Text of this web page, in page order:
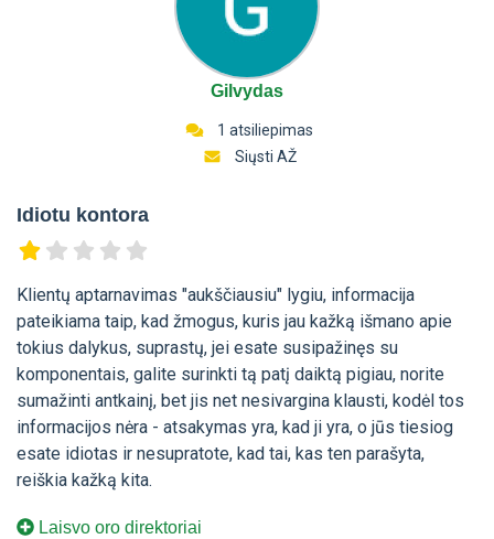
Gilvydas
1 atsiliepimas
Siųsti AŽ
Idiotu kontora
Klientų aptarnavimas "aukščiausiu" lygiu, informacija
pateikiama taip, kad žmogus, kuris jau kažką išmano apie
tokius dalykus, suprastų, jei esate susipažinęs su
komponentais, galite surinkti tą patį daiktą pigiau, norite
sumažinti antkainį, bet jis net nesivargina klausti, kodėl tos
informacijos nėra - atsakymas yra, kad ji yra, o jūs tiesiog
esate idiotas ir nesupratote, kad tai, kas ten parašyta,
reiškia kažką kita.
Laisvo oro direktoriai